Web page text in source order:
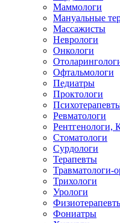
Маммологи
Мануальные
Массажисты
Неврологи
Онкологи
Офтальмологи
Педиатры
Проктологи
Ревматологи
Рентгенологи,
Стоматологи
Сурдологи
Терапевты
Травматологи-
Трихологи
Урологи
Фониатры